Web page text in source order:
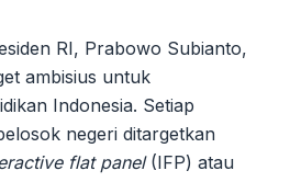
RI, Prabowo Subianto,
ambisius untuk
Indonesia. Setiap
negeri ditargetkan
flat panel(IFP) atau